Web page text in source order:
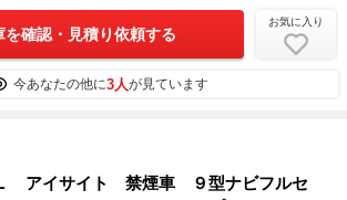
を確認・見積り依頼する
お気に入り
今あなたの他に3人が見ています
アイサイト 禁煙車 ９型ナビフルセ